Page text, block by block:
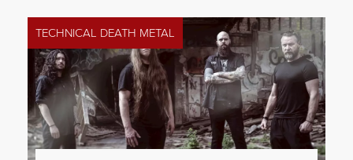
TECHNICAL DEATH METAL